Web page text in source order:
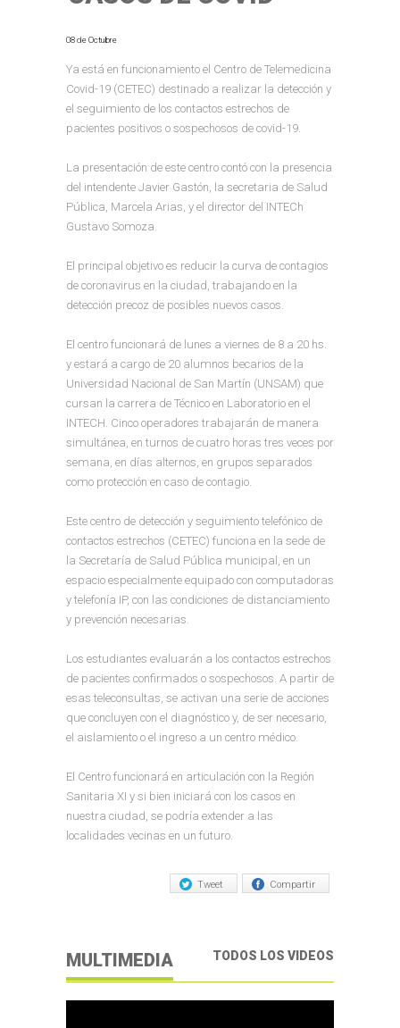
08 de Octubre
Ya está en funcionamiento el Centro de Telemedicina
Covid-19 (CETEC) destinado a realizar la detección y
el seguimiento de los contactos estrechos de
pacientes positivos o sospechosos de covid-19.
La presentación de este centro contó con la presencia
del intendente Javier Gastón, la secretaria de Salud
Pública, Marcela Arias, y el director del INTECh
Gustavo Somoza.
El principal objetivo es reducir la curva de contagios
de coronavirus en la ciudad, trabajando en la
detección precoz de posibles nuevos casos.
El centro funcionará de lunes a viernes de 8 a 20 hs.
y estará a cargo de 20 alumnos becarios de la
Universidad Nacional de San Martín (UNSAM) que
cursan la carrera de Técnico en Laboratorio en el
INTECH. Cinco operadores trabajarán de manera
simultánea, en turnos de cuatro horas tres veces por
semana, en días alternos, en grupos separados
como protección en caso de contagio.
Este centro de detección y seguimiento telefónico de
contactos estrechos (CETEC) funciona en la sede de
la Secretaría de Salud Pública municipal, en un
espacio especialmente equipado con computadoras
y telefonía IP, con las condiciones de distanciamiento
y prevención necesarias.
Los estudiantes evaluarán a los contactos estrechos
de pacientes confirmados o sospechosos. A partir de
esas teleconsultas, se activan una serie de acciones
que concluyen con el diagnóstico y, de ser necesario,
el aislamiento o el ingreso a un centro médico.
El Centro funcionará en articulación con la Región
Sanitaria XI y si bien iniciará con los casos en
nuestra ciudad, se podría extender a las
localidades vecinas en un futuro.
Compartir
Tweet
MULTIMEDIA TODOS LOS VIDEOS